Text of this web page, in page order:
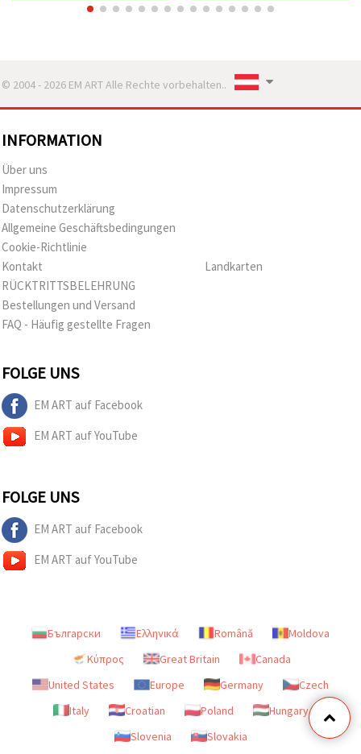
© 2004 - 2026 EM ART Alle Rechte vorbehalten..
INFORMATION
Über uns
Impressum
Datenschutzerklärung
Allgemeine Geschäftsbedingungen
Cookie-Richtlinie
Kontakt
RÜCKTRITTSBELEHRUNG
Bestellungen und Versand
FAQ - Häufig gestellte Fragen
Landkarten
FOLGE UNS
EM ART auf Facebook
EM ART auf YouTube
FOLGE UNS
EM ART auf Facebook
EM ART auf YouTube
Български Ελληνικά Română
Moldova
Κύπρος
Great Britain
Canada
United States
Europe Germany
Czech
Italy
Croatian Poland
Hungary
Slovenia
Slovakia